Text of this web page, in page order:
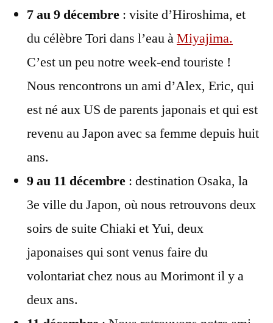
7 au 9 décembre : visite d’Hiroshima, et
du célèbre Tori dans l’eau àMiyajima.
C’est un peu notre week-end touriste !
Nous rencontrons un ami d’Alex, Eric, qui
est né aux US de parents japonais et qui est
revenu au Japon avec sa femme depuis huit
ans.
9 au 11 décembre : destination Osaka, la
3e ville du Japon, où nous retrouvons deux
soirs de suite Chiaki et Yui, deux
japonaises qui sont venus faire du
volontariat chez nous au Morimont il y a
deux ans.